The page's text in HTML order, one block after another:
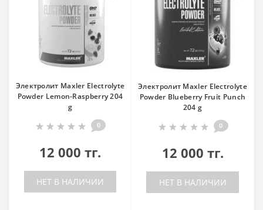
Электролит Maxler Electrolyte
Powder Lemon-Raspberry 204
g
0
12 000 тг.
НЕТ В НАЛИЧИИ
Электролит Maxler Electrolyte
Powder Blueberry Fruit Punch
204 g
0
12 000 тг.
НЕТ В НАЛИЧИИ